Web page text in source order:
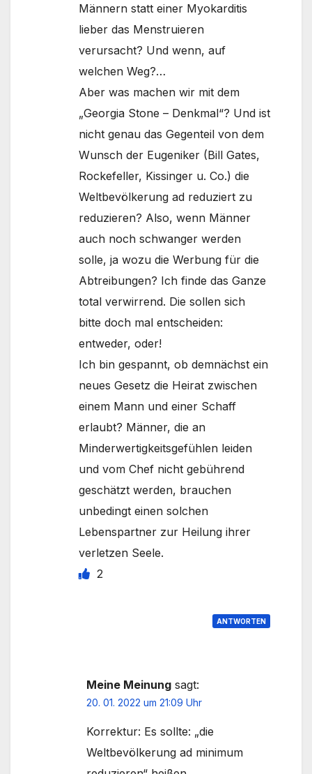
Männern statt einer Myokarditis
lieber das Menstruieren
verursacht? Und wenn, auf
welchen Weg?…
Aber was machen wir mit dem
„Georgia Stone – Denkmal“? Und ist
nicht genau das Gegenteil von dem
Wunsch der Eugeniker (Bill Gates,
Rockefeller, Kissinger u. Co.) die
Weltbevölkerung ad reduziert zu
reduzieren? Also, wenn Männer
auch noch schwanger werden
solle, ja wozu die Werbung für die
Abtreibungen? Ich finde das Ganze
total verwirrend. Die sollen sich
bitte doch mal entscheiden:
entweder, oder!
Ich bin gespannt, ob demnächst ein
neues Gesetz die Heirat zwischen
einem Mann und einer Schaff
erlaubt? Männer, die an
Minderwertigkeitsgefühlen leiden
und vom Chef nicht gebührend
geschätzt werden, brauchen
unbedingt einen solchen
Lebenspartner zur Heilung ihrer
verletzen Seele.
2
ANTWORTEN
Meine Meinung sagt:
20. 01. 2022 um 21:09 Uhr
Korrektur: Es sollte: „die
Weltbevölkerung ad minimum